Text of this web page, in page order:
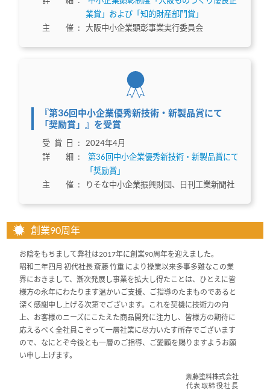
業賞」および「知的財産部門賞」
主催 ： 大阪中小企業顕彰事業実行委員会
『第36回中小企業優秀新技術・新製品賞にて
「奨励賞」』を受賞
受賞日 ：
2024年4月
詳細 ：
第36回中小企業優秀新技術・新製品賞にて
「奨励賞」
主催 ： りそな中小企業振興財団、日刊工業新聞社
創業90周年
お陰をもちまして弊社は2017年に創業90周年を迎えました。
昭和二年四月 初代社長 斎藤 竹重 により操業以来多事多難なこの業
界におきまして、漸次発展し事業を拡大し得たことは、ひとえに皆
様方の永年にわたります温かいご支援、ご指導のたまものであると
深く感謝申し上げる次第でございます。これを契機に技術力の向
上、お客様のニーズにこたえた商品開発に注力し、皆様方の期待に
応えるべく全社員こぞって一層社業に尽力いたす所存でございます
ので、なにとぞ今後とも一層のご指導、ご愛顧を賜りますようお願
い申し上げます。
斎藤塗料株式会社
代表取締役社長